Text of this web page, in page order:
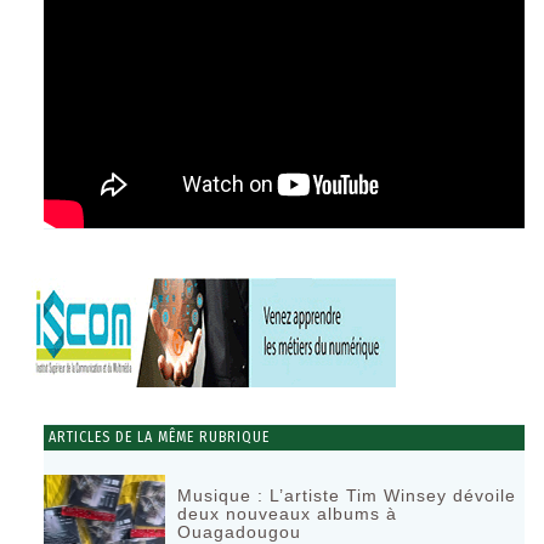
ARTICLES DE LA MÊME RUBRIQUE
Musique : L’artiste Tim Winsey dévoile
deux nouveaux albums à
Ouagadougou